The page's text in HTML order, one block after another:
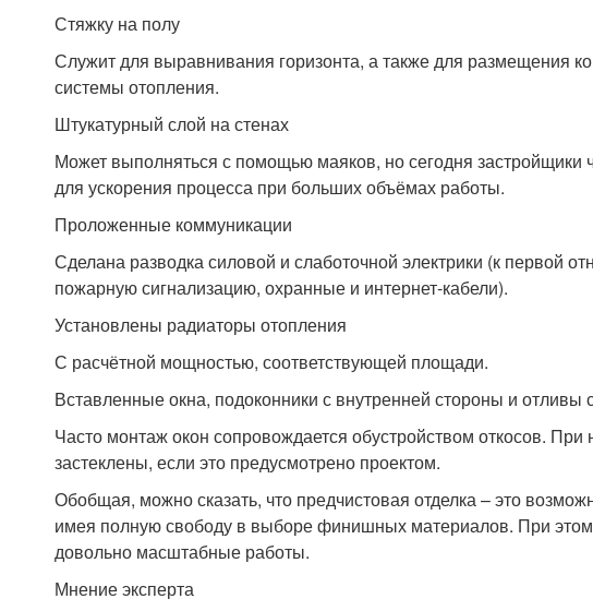
Стяжку на полу
Служит для выравнивания горизонта, а также для размещения
системы отопления.
Штукатурный слой на стенах
Может выполняться с помощью маяков, но сегодня
для ускорения процесса при больших объёмах работы.
Проложенные коммуникации
Сделана разводка силовой и слаботочной электрики (к первой
пожарную сигнализацию, охранные и интернет-кабели).
Установлены радиаторы отопления
С расчётной мощностью, соответствующей площади.
Вставленные окна, подоконники с внутренней стороны и отливы
Часто монтаж окон сопровождается обустройством откосов.
застеклены, если это предусмотрено проектом.
Обобщая, можно сказать, что предчистовая отделка – это
имея полную свободу в выборе финишных материалов. При
довольно масштабные работы.
Мнение эксперта